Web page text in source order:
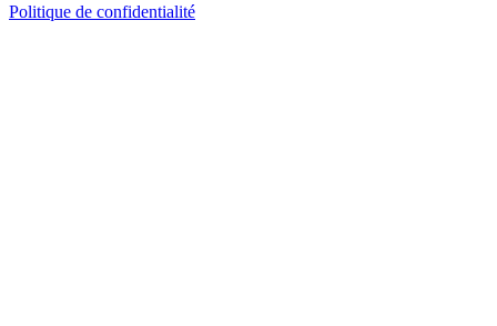
Politique de confidentialité